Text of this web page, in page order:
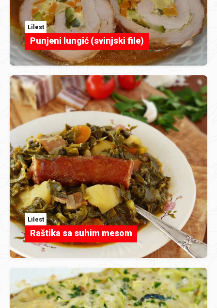
Lilest
Punjeni lungić (svinjski file)
Lilest
Raštika sa suhim mesom